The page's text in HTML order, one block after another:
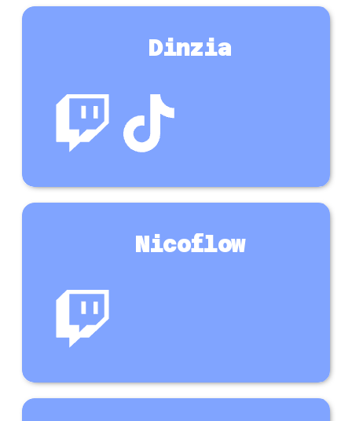
Dinzia
Nicoflow